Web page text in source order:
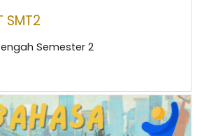
SMT2
Semester 2